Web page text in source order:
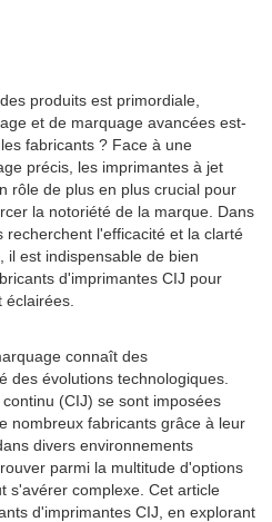
produits est primordiale,
et de marquage avancées est-
fabricants ? Face à une
précis, les imprimantes à jet
rôle de plus en plus crucial pour
la notoriété de la marque. Dans
recherchent l'efficacité et la clarté
il est indispensable de bien
d'imprimantes CIJ pour
connaît des
des évolutions technologiques.
(CIJ) se sont imposées
nombreux fabricants grâce à leur
divers environnements
parmi la multitude d'options
s'avérer complexe. Cet article
d'imprimantes CIJ, en explorant